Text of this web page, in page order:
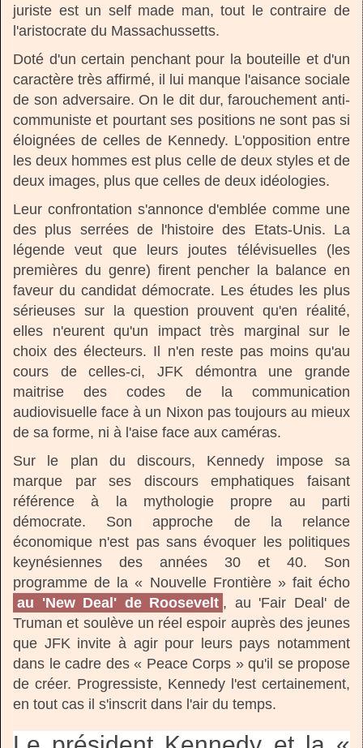
juriste est un self made man, tout le contraire de
l'aristocrate du Massachussetts.
Doté d'un certain penchant pour la bouteille et d'un
caractère très affirmé, il lui manque l'aisance sociale
de son adversaire. On le dit dur, farouchement anti-
communiste et pourtant ses positions ne sont pas si
éloignées de celles de Kennedy. L'opposition entre
les deux hommes est plus celle de deux styles et de
deux images, plus que celles de deux idéologies.
Leur confrontation s'annonce d'emblée comme une
des plus serrées de l'histoire des Etats-Unis. La
légende veut que leurs joutes télévisuelles (les
premières du genre) firent pencher la balance en
faveur du candidat démocrate. Les études les plus
sérieuses sur la question prouvent qu'en réalité,
elles n'eurent qu'un impact très marginal sur le
choix des électeurs. Il n'en reste pas moins qu'au
cours de celles-ci, JFK démontra une grande
maitrise des codes de la communication
audiovisuelle face à un Nixon pas toujours au mieux
de sa forme, ni à l'aise face aux caméras.
Sur le plan du discours, Kennedy impose sa
marque par ses discours emphatiques faisant
référence à la mythologie propre au parti
démocrate. Son approche de la relance
économique n'est pas sans évoquer les politiques
keynésiennes des années 30 et 40. Son
programme de la « Nouvelle Frontière » fait écho
au 'New Deal' de Roosevelt , au 'Fair Deal' de
Truman et soulève un réel espoir auprès des jeunes
que JFK invite à agir pour leurs pays notamment
dans le cadre des « Peace Corps » qu'il se propose
de créer. Progressiste, Kennedy l'est certainement,
en tout cas il s'inscrit dans l'air du temps.